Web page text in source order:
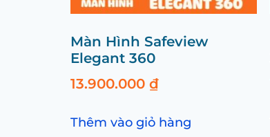
Màn Hình Safeview
Elegant 360
13.900.000 ₫
Thêm vào giỏ hàng